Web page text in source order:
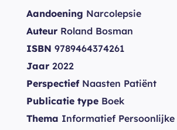
Aandoening Narcolepsie
Auteur Roland Bosman
ISBN 9789464374261
Jaar 2022
PerspectiefNaasten Patiënt
Publicatie type Boek
Thema Informatief Persoonlijke